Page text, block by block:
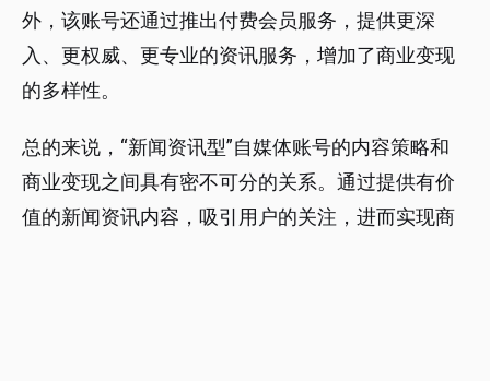
外，该账号还通过推出付费会员服务，提供更深
入、更权威、更专业的资讯服务，增加了商业变现
的多样性。
总的来说，“新闻资讯型”自媒体账号的内容策略和
商业变现之间具有密不可分的关系。通过提供有价
值的新闻资讯内容，吸引用户的关注，进而实现商